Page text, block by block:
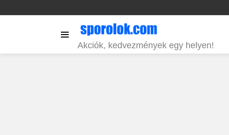
Akciók, kedvezmények egy helyen!